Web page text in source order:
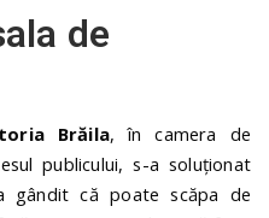
de
Brăila, în camera de
publicului, s-a soluționat
gândit că poate scăpa de